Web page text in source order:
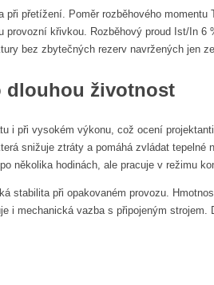
přetížení. Poměr rozběhového
křivkou. Rozběhový proud Ist/In 6
bez zbytečných rezerv navržených jen
dlouhou životnost
i při vysokém výkonu, což ocení
snižuje ztráty a pomáhá zvládat
několika hodinách, ale pracuje v režimu
stabilita při opakovaném provozu.
i mechanická vazba s připojeným strojem.